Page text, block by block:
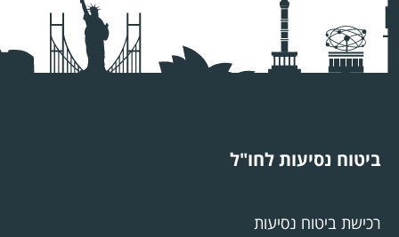
ביטוח נסיעות לחו"ל
רכישת ביטוח נסיעות